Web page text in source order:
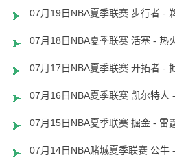
07月19日NBA夏季联赛 步行者 -
07月18日NBA夏季联赛 活塞 - 热
07月17日NBA夏季联赛 开拓者 -
07月16日NBA夏季联赛 凯尔特人
07月15日NBA夏季联赛 掘金 - 雷
07月14日NBA赌城夏季联赛 公牛